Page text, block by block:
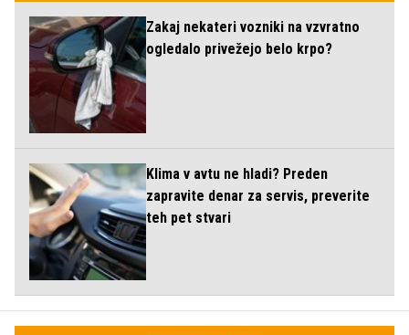
Zakaj nekateri vozniki na vzvratno
ogledalo privežejo belo krpo?
Klima v avtu ne hladi? Preden
zapravite denar za servis, preverite
teh pet stvari